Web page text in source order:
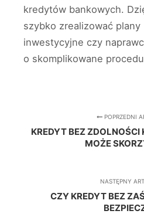
kredytów bankowych.
szybko zrealizować plany
inwestycyjne czy
o skomplikowane
POPRZEDNI
KREDYT BEZ ZDOLNOŚCI
MOŻE
NASTĘPNY
CZY KREDYT BEZ